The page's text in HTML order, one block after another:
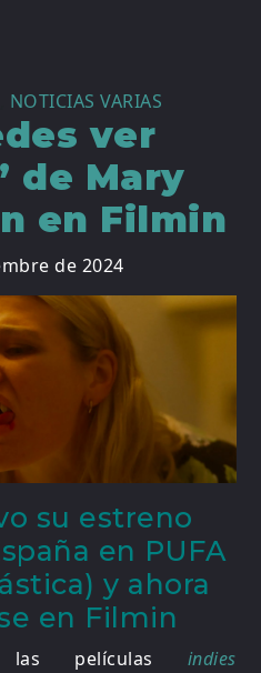
NOTICIAS VARIAS
ver
de Mary
en Filmin
de 2024
su estreno
en PUFA
y ahora
en Filmin
películas indies